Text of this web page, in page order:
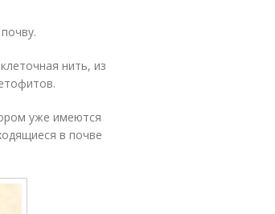
нить, из
уже имеются
в почве